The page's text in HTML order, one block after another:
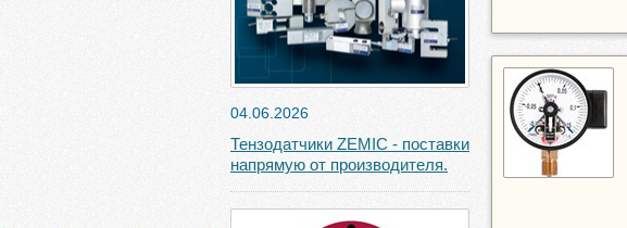
04.06.2026
Тензодатчики ZEMIC - поставки
напрямую от производителя.